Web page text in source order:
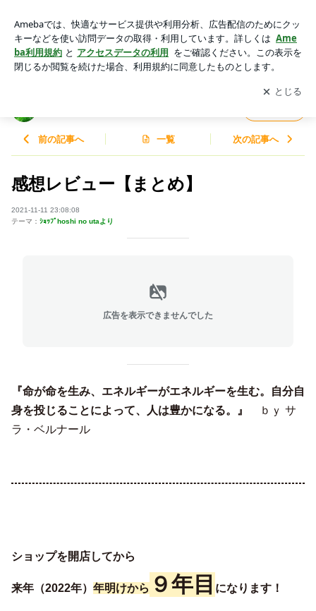
アプリをダウンロードして ブログの更新通知
を受け取りまし
ょう。
開く
前の記事へ 一覧 次の記事へ
感想レビュー【まとめ】
2021-11-11 23:08:08
テーマ： ｼｮｯﾌﾟhoshi no utaより
広告を表示できませんでした
『命が命を生み、エネルギーがエネルギーを生む。自分自
身を投じることによって、人は豊かになる。』
ｂｙ サ
ラ・ベルナール
ショップを開店してから
来年（2022年） 年明けから ９年目 になります！